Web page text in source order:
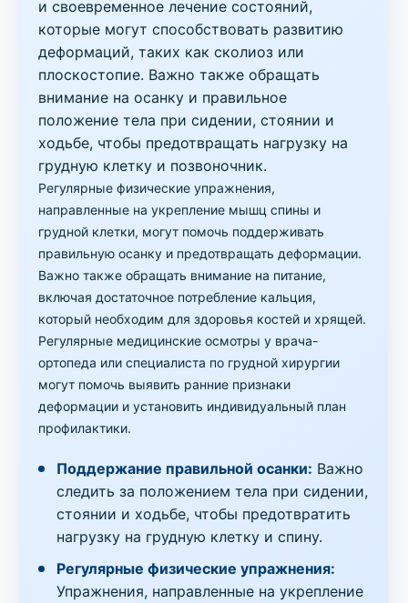
и своевременное лечение состояний,
которые могут способствовать развитию
деформаций, таких как сколиоз или
плоскостопие. Важно также обращать
внимание на осанку и правильное
положение тела при сидении, стоянии и
ходьбе, чтобы предотвращать нагрузку на
грудную клетку и позвоночник.
Регулярные физические упражнения,
направленные на укрепление мышц спины и
грудной клетки, могут помочь поддерживать
правильную осанку и предотвращать деформации.
Важно также обращать внимание на питание,
включая достаточное потребление кальция,
который необходим для здоровья костей и хрящей.
Регулярные медицинские осмотры у врача-
ортопеда или специалиста по грудной хирургии
могут помочь выявить ранние признаки
деформации и установить индивидуальный план
профилактики.
Поддержание правильной осанки: Важно
следить за положением тела при сидении,
стоянии и ходьбе, чтобы предотвратить
нагрузку на грудную клетку и спину.
Регулярные физические упражнения:
Упражнения, направленные на укрепление